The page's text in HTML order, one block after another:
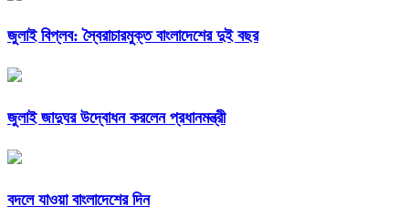
জুলাই বিপ্লব: স্বৈরাচারমুক্ত বাংলাদেশের দুই বছর
জুলাই জাদুঘর উদ্বোধন করলেন প্রধানমন্ত্রী
বদলে যাওয়া বাংলাদেশের দিন